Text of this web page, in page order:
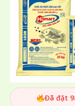
Đã đặt